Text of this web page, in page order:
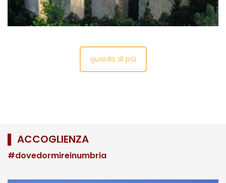
guarda di più
▌ ACCOGLIENZA
#dovedormireinumbria